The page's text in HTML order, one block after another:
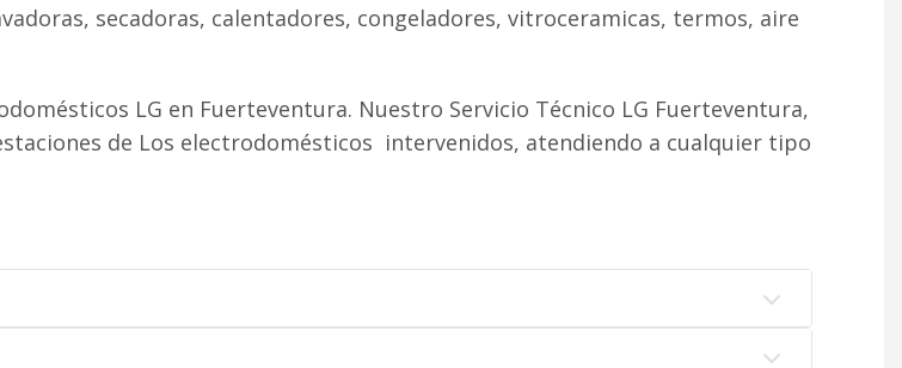
secadoras, calentadores, congeladores, vitroceramicas, termos, aire
LG en Fuerteventura. Nuestro Servicio Técnico LG Fuerteventura,
de Los electrodomésticos intervenidos, atendiendo a cualquier tipo